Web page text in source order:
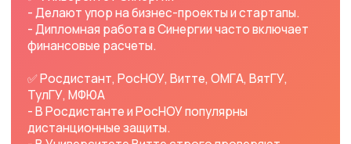
1. Титульный лист (оформляется по шаблону вуза).
2. Введение (актуальность, цели, задачи, методы).
3. Теоретическая часть (анализ литературы).
4. Практическая глава (расчеты, эксперименты,
кейсы).
6. Список литературы (от 30-50 источников).
7. Приложения (графики, таблицы, доп.
материалы).
Если у вас нет времени на написание диплома,
можно заказать готовую ВКР с гарантией защиты.